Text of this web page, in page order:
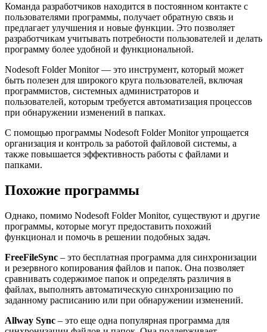
Команда разработчиков находится в постоянном контакте с
пользователями программы, получает обратную связь и
предлагает улучшения и новые функции. Это позволяет
разработчикам учитывать потребности пользователей и делать
программу более удобной и функциональной.
Nodesoft Folder Monitor — это инструмент, который может
быть полезен для широкого круга пользователей, включая
программистов, системных администраторов и
пользователей, которым требуется автоматизация процессов
при обнаружении изменений в папках.
С помощью программы Nodesoft Folder Monitor упрощается
организация и контроль за работой файловой системы, а
также повышается эффективность работы с файлами и
папками.
Похожие программы
Однако, помимо Nodesoft Folder Monitor, существуют и другие
программы, которые могут предоставить похожий
функционал и помочь в решении подобных задач.
FreeFileSync – это бесплатная программа для синхронизации
и резервного копирования файлов и папок. Она позволяет
сравнивать содержимое папок и определять различия в
файлах, выполнять автоматическую синхронизацию по
заданному расписанию или при обнаружении изменений.
Allway Sync – это еще одна популярная программа для